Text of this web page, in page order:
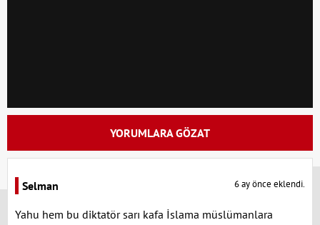
YORUMLARA GÖZAT
Selman 6 ay önce eklendi.
Yahu hem bu diktatör sarı kafa İslama müslümanlara